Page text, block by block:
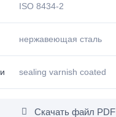
ISO 8434-2
нержавеющая сталь
sealing varnish coated
Скачать файл PDF